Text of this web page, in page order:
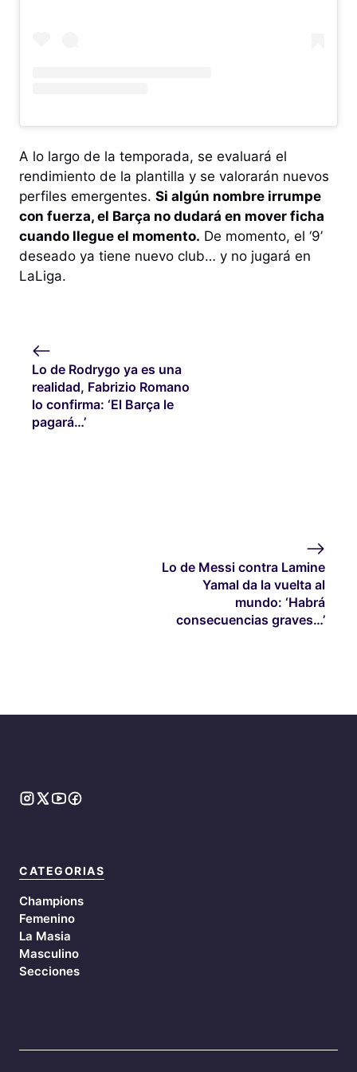
A lo largo de la temporada, se evaluará el
rendimiento de la plantilla y se valorarán nuevos
perfiles emergentes. Si algún nombre irrumpe
con fuerza, el Barça no dudará en mover ficha
cuando llegue el momento. De momento, el ‘9’
deseado ya tiene nuevo club… y no jugará en
LaLiga.
Lo de Rodrygo ya es una
realidad, Fabrizio Romano
lo confirma: ‘El Barça le
pagará…’
Lo de Messi contra Lamine
Yamal da la vuelta al
mundo: ‘Habrá
consecuencias graves…’
CATEGORIAS
Champions
Femenino
La Masia
Masculino
Secciones